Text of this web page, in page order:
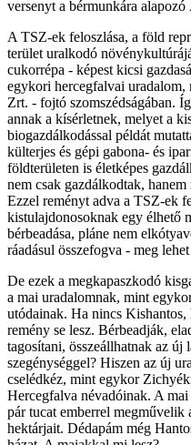
versenyt a bérmunkára
A TSZ-ek feloszlása, a föld
terület uralkodó
cukorrépa - képest kicsi
egykori hercegfalvai uradalom,
Zrt. - fojtó szomszédságában.
annak a kísérletnek, melyet a
biogazdálkodással példát
külterjes és gépi gabona- és
földterületen is életképes
nem csak gazdálkodtak,
Ezzel reményt adva a TSZ-ek
kistulajdonosoknak egy élhető
bérbeadása, pláne nem
ráadásul összefogva - meg
De ezek a megkapaszkodó
a mai uradalomnak, mint
utódainak. Ha nincs Kishantos,
remény se lesz. Bérbeadják,
tagosítani, összeállhatnak az
szegénységgel? Hiszen az új
cselédkéz, mint egykor
Hercegfalva névadóinak. A
pár tucat emberrel
hektárjait. Dédapám még